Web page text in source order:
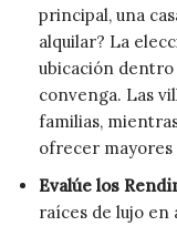
principal, una
alquilar? La
ubicación dentro
convenga. Las
familias,
ofrecer
Evalúe los
raíces de lujo en